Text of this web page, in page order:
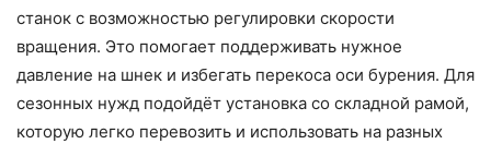
станок с возможностью регулировки скорости
вращения. Это помогает поддерживать нужное
давление на шнек и избегать перекоса оси бурения. Для
сезонных нужд подойдёт установка со складной рамой,
которую легко перевозить и использовать на разных